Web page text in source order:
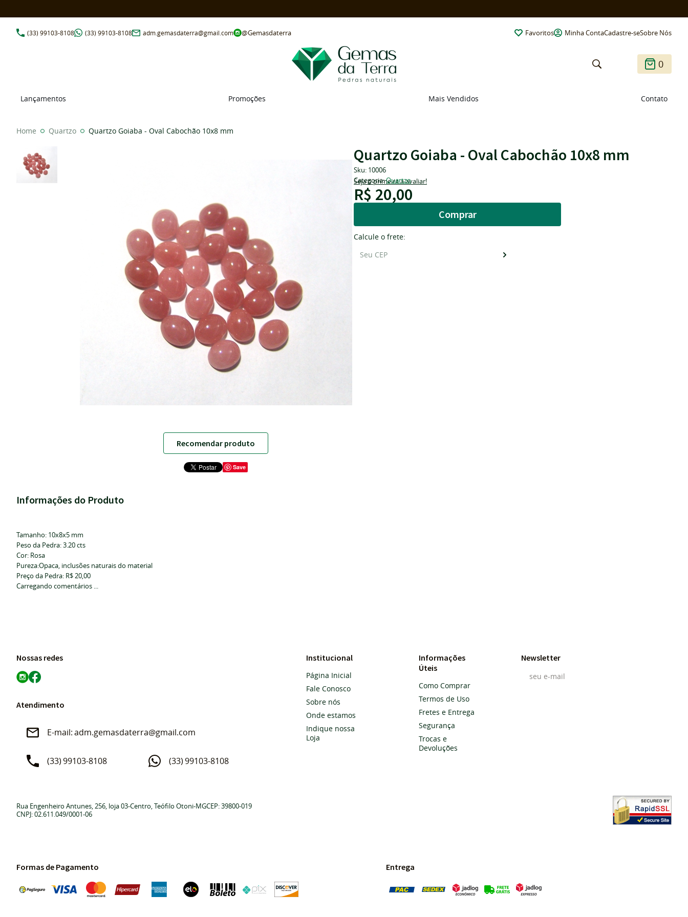
(33) 99103-8108 (33) 99103-8108 adm.gemasdaterra@gmail.com @Gemasdaterra Favoritos Minha ContaCadastre-seSobre Nós
0
Lançamentos Promoções Mais Vendidos Contato
Home Quartzo Quartzo Goiaba - Oval Cabochão 10x8 mm
Recomendar produto
Save
Quartzo Goiaba - Oval Cabochão 10x8 mm
Sku: 10006
Categoria:Quartzo
Seja o primeira a avaliar!
R$ 20,00
Comprar
Calcule o frete:
Informações do Produto
Tamanho: 10x8x5 mm
Peso da Pedra: 3.20 cts
Cor: Rosa
Pureza:Opaca, inclusões naturais do material
Preço da Pedra: R$ 20,00
Carregando comentários ...
Nossas redes
Atendimento
(33)99103-8108 (33)99103-8108
adm.gemasdaterra@gmail.com
Institucional
Página Inicial
Fale Conosco
Sobre nós
Onde estamos
Indique nossa
Loja
Informações
Úteis
Como Comprar
Termos de Uso
Fretes e Entrega
Segurança
Trocas e
Devoluções
Newsletter
Rua Engenheiro Antunes, 256, loja 03-Centro, Teófilo Otoni-MGCEP: 39800-019
CNPJ: 02.611.049/0001-06
Formas de Pagamento Entrega